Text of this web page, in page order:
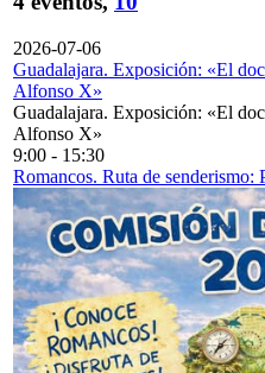
2026-07-06
Guadalajara. Exposición: «El
Alfonso X»
Guadalajara. Exposición: «El
Alfonso X»
9:00 - 15:30
Romancos. Ruta de senderismo: